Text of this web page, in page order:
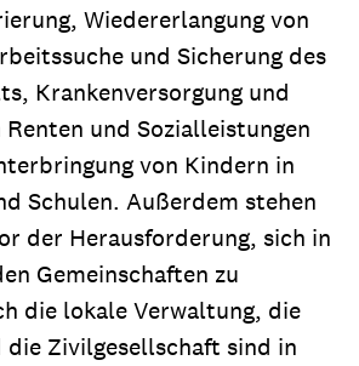
Wiedererlangung von
und Sicherung des
Krankenversorgung und
und Sozialleistungen
von Kindern in
Schulen. Außerdem stehen
der Herausforderung, sich in
Gemeinschaften zu
die lokale Verwaltung, die
die Zivilgesellschaft sind in